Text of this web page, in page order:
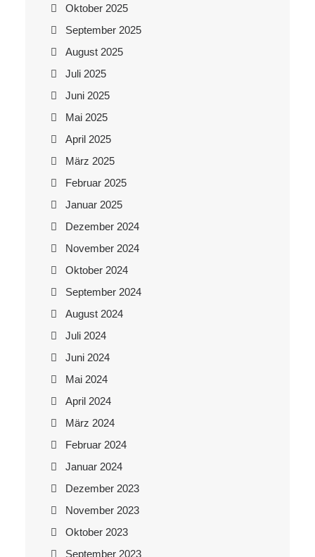
Oktober 2025
September 2025
August 2025
Juli 2025
Juni 2025
Mai 2025
April 2025
März 2025
Februar 2025
Januar 2025
Dezember 2024
November 2024
Oktober 2024
September 2024
August 2024
Juli 2024
Juni 2024
Mai 2024
April 2024
März 2024
Februar 2024
Januar 2024
Dezember 2023
November 2023
Oktober 2023
September 2023